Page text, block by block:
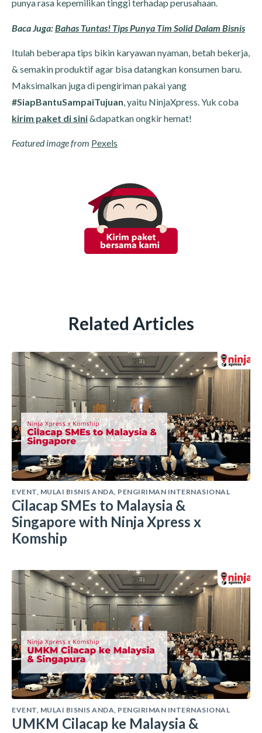
punya rasa kepemilikan tinggi terhadap perusahaan.
Baca Juga:Bahas Tuntas! Tips Punya Tim Solid Dalam Bisnis
Itulah beberapa tips bikin karyawan nyaman, betah bekerja,
& semakin produktif agar bisa datangkan konsumen baru.
Maksimalkan juga di pengiriman pakai yang
#SiapBantuSampaiTujuan, yaitu NinjaXpress. Yuk coba
kirim paket di sini&dapatkan ongkir hemat!
Featured image from Pexels
Related Articles
EVENT MULAI BISNIS ANDA PENGIRIMAN INTERNASIONAL
Cilacap SMEs to Malaysia &
Singapore with Ninja Xpress x
Komship
EVENT MULAI BISNIS ANDA PENGIRIMAN INTERNASIONAL
UMKM Cilacap ke Malaysia &